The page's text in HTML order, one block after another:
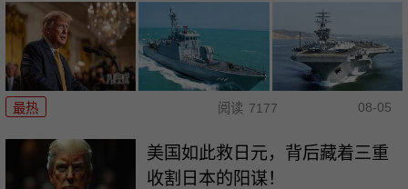
最热 阅读 7177 08-05
美国如此救日元，背后藏着三重
收割日本的阳谋！